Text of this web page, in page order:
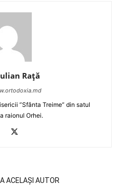
Raţă
”Sfânta Treime” din satul
raionul Orhei.
ACELAȘI AUTOR